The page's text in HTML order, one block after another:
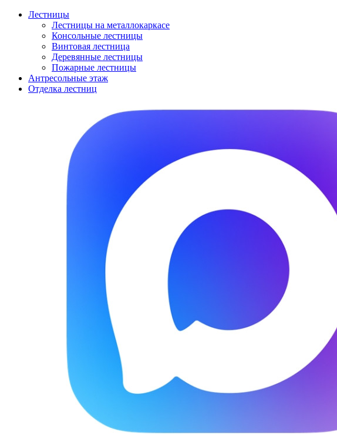
Лестницы
Лестницы на металлокаркасе
Консольные лестницы
Винтовая лестница
Деревянные лестницы
Пожарные лестницы
Антресольные этаж
Отделка лестниц